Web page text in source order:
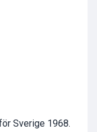
Sverige 1968.